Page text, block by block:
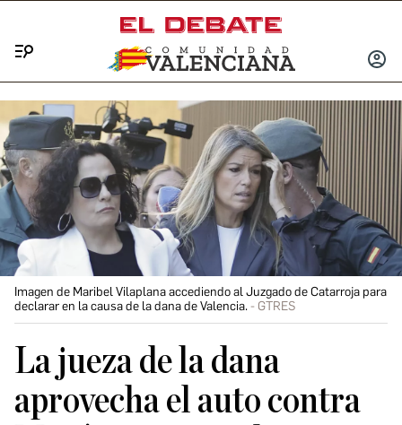
INICIAR
Imagen de Maribel Vilaplana accediendo al Juzgado de Catarroja para
declarar en la causa de la dana de Valencia.
GTRES
La jueza de la dana
aprovecha el auto contra